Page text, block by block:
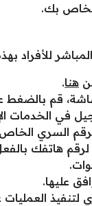
بك.
للأفراد
هنا.
قم بالضغط
في الخدمات
بها، أخر 7 أرقام
لرقم هاتفك
عليها.
العمليات